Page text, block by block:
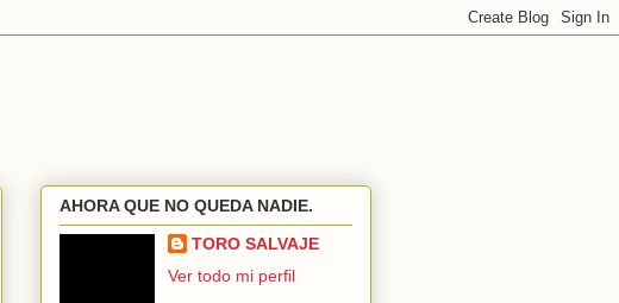
AHORA QUE NO QUEDA NADIE.
TORO SALVAJE
Ver todo mi perfil